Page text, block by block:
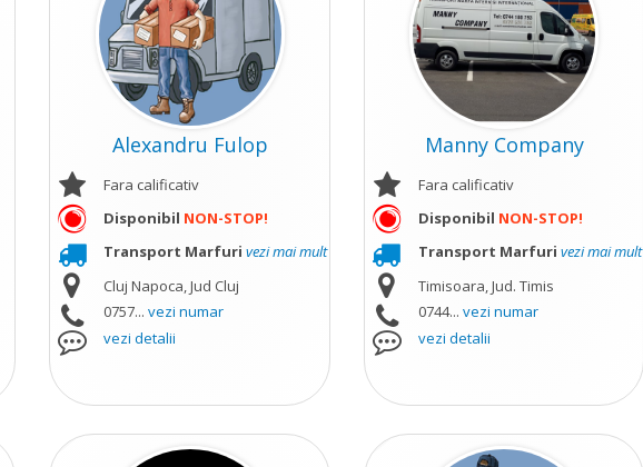
Alexandru Fulop
Fara calificativ
Disponibil NON-STOP!
Transport Marfuri vezi mai mult
Cluj Napoca, Jud Cluj
0757...vezi numar
vezi detalii
Manny Company
Fara calificativ
Disponibil NON-STOP!
Transport Marfuri vezi mai mult
Timisoara, Jud. Timis
0744... vezi numar
vezi detalii